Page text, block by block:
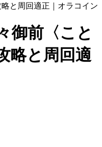
と周回適正｜オラコイン
御前〈こと
略と周回適